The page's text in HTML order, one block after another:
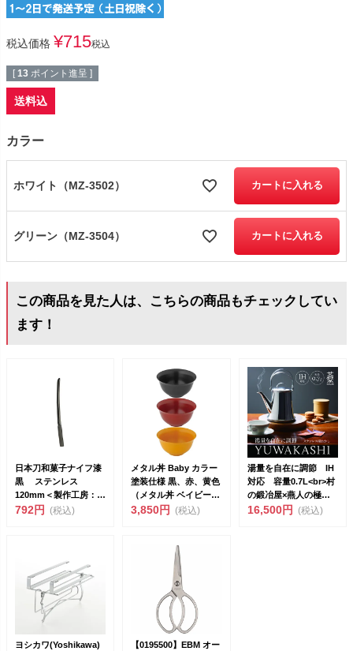
税込価格 ¥715税込
[ 13 ポイント進呈 ]
送料込
カラー
ホワイト（MZ-3502） カートに入れる
グリーン（MZ-3504） カートに入れる
この商品を見た人は、こちらの商品もチェックしてい
ます！
日本刀和菓子ナイフ漆
黒 ステンレス
120mm＜製作工房：武
田＞<br>...
792円 (税込)
メタル丼 Baby カラー
塗装仕様 黒、赤、黄色
（メタル丼 ベイビー
カラー）<...
3,850円 (税込)
湯量を自在に調節 IH
対応 容量0.7L<br>村
の鍛冶屋×燕人の極
K...
16,500円 (税込)
ヨシカワ(Yoshikawa)
【0195500】EBM オー